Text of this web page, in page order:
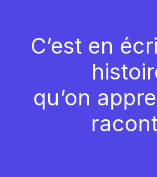
C’est en
qu’on